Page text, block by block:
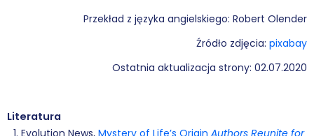
Przekład z języka angielskiego: Robert Olender
Źródło zdjęcia: pixabay
Ostatnia aktualizacja strony: 02.07.2020
Literatura